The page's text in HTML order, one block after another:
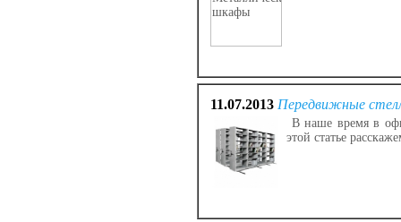
11.07.2013 Передвижные
В наше время в
этой статье